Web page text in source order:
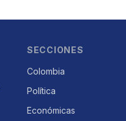
SECCIONES
Colombia
Política
Económicas